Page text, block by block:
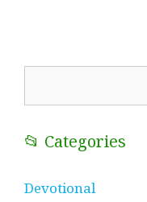
📂 Categories
Devotional